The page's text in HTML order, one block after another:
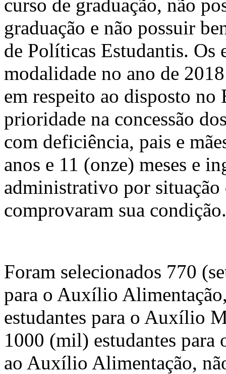
curso de graduação, não
graduação e não possuir
de Políticas Estudantis. Os
modalidade no ano de
em respeito ao disposto
prioridade na concessão
com deficiência, pais e
anos e 11 (onze) meses e
administrativo por
comprovaram sua condição.
Foram selecionados 770
para o Auxílio
estudantes para o Auxílio
1000 (mil) estudantes
ao Auxílio Alimentação,